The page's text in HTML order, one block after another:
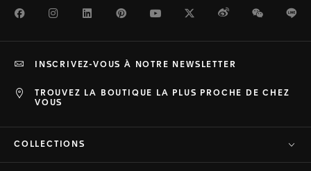
FacebookInstagramLinkedInPinterestYoutubeTwitterWeiboWeChat
TROUVEZ LA BOUTIQUE LA PLUS PROCHE DE CHEZ
VOUS
INSCRIVEZ-VOUS À NOTRE NEWSLETTER
COLLECTIONS